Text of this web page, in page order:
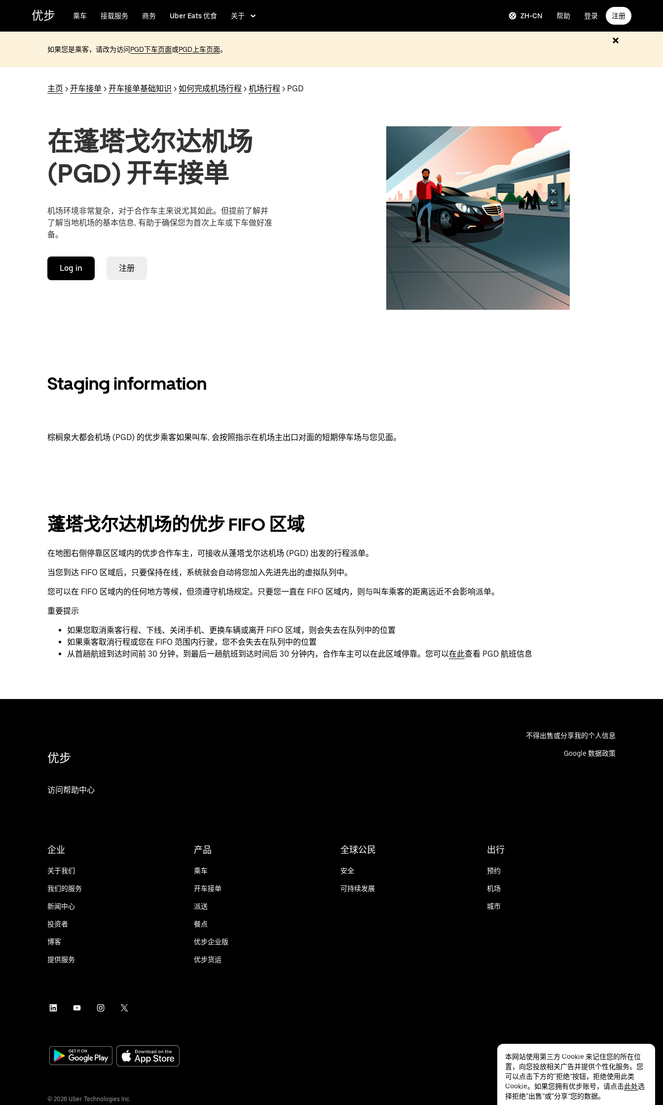
优步 乘车 接载服务 商务 Uber Eats 优食 关于 ZH-CN 帮助 登录 注册
如果您是乘客，请改为访问PGD下车页面或PGD上车页面。
主页 > 开车接单 > 开车接单基础知识 > 如何完成机场行程 > 机场行程 > PGD
在蓬塔戈尔达机场
(PGD) 开车接单
机场环境非常复杂，对于合作车主来说尤其如此。但提前了解并
了解当地机场的基本信息, 有助于确保您为首次上车或下车做好准
备。
Log in 注册
Staging information
棕榈泉大都会机场 (PGD) 的优步乘客如果叫车, 会按照指示在机场主出口对面的短期停车场与您见面。
蓬塔戈尔达机场的优步 FIFO 区域
在地图右侧停靠区区域内的优步合作车主，可接收从蓬塔戈尔达机场 (PGD) 出发的行程派单。
当您到达 FIFO 区域后，只要保持在线，系统就会自动将您加入先进先出的虚拟队列中。
您可以在 FIFO 区域内的任何地方等候，但须遵守机场规定。只要您一直在 FIFO 区域内，则与叫车乘客的距离远近不会影响派单。
重要提示
如果您取消乘客行程、下线、关闭手机、更换车辆或离开 FIFO 区域，则会失去在队列中的位置
如果乘客取消行程或您在 FIFO 范围内行驶，您不会失去在队列中的位置
从首趟航班到达时间前 30 分钟，到最后一趟航班到达时间后 30 分钟内，合作车主可以在此区域停靠。您可以在此查看 PGD 航班信息
优步
访问帮助中心
不得出售或分享我的个人信息
Google 数据政策
企业
关于我们
我们的服务
新闻中心
投资者
博客
提供服务
产品
乘车
开车接单
派送
餐点
优步企业版
优步货运
全球公民
安全
可持续发展
出行
预约
机场
城市
© 2026 Uber Technologies Inc.
隐私 无障碍服务
本网站使用第三方 Cookie 来记住您的所在位
置，向您投放相关广告并提供个性化服务。您
可以点击下方的“拒绝”按钮，拒绝使用此类
Cookie。如果您拥有优步账号，请点击此处选
择拒绝“出售”或“分享”您的数据。